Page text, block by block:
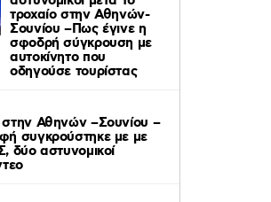
τροχαίο στην Αθηνών-
Σουνίου –Πως έγινε η
σφοδρή σύγκρουση με
αυτοκίνητο που
οδηγούσε τουρίστας
Αθηνών –Σουνίου –
συγκρούστηκε με με
δύο αστυνομικοί